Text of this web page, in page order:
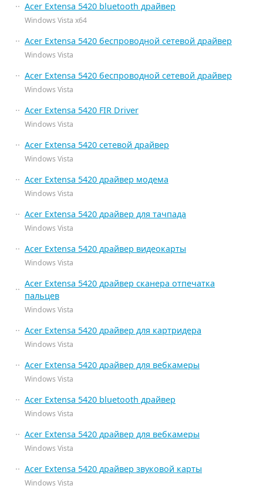
Acer Extensa 5420 bluetooth драйвер
Windows Vista x64
Acer Extensa 5420 беспроводной сетевой драйвер
Windows Vista
Acer Extensa 5420 беспроводной сетевой драйвер
Windows Vista
Acer Extensa 5420 FIR Driver
Windows Vista
Acer Extensa 5420 сетевой драйвер
Windows Vista
Acer Extensa 5420 драйвер модема
Windows Vista
Acer Extensa 5420 драйвер для тачпада
Windows Vista
Acer Extensa 5420 драйвер видеокарты
Windows Vista
Acer Extensa 5420 драйвер сканера отпечатка
пальцев
Windows Vista
Acer Extensa 5420 драйвер для картридера
Windows Vista
Acer Extensa 5420 драйвер для вебкамеры
Windows Vista
Acer Extensa 5420 bluetooth драйвер
Windows Vista
Acer Extensa 5420 драйвер для вебкамеры
Windows Vista
Acer Extensa 5420 драйвер звуковой карты
Windows Vista